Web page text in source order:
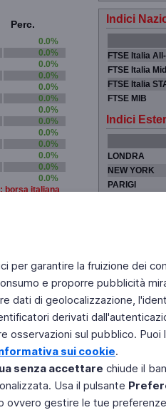
garantire la fruizione dei
e proporre pubblicità
dati di geolocalizzazione,
derivati
osservazioni sul pubblico.
sui cookie.
senza accettare chiude il
Usa il pulsante
ovvero gestire le tue
Perc.
0.0%
0.0%
0.0%
0.0%
0.0%
0.0%
0.0%
0.0%
0.0%
0.0%
0.0%
0.0%
0.0%
borsa italiana
Indici
FTSE Italia
FTSE Italia
FTSE Italia
FTSE MIB
Indici
LONDRA
NEW YORK
PARIGI
Chi Siamo
riservati